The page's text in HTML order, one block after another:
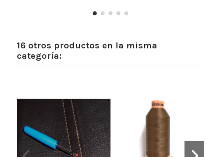
16 otros productos en la misma
categoría: